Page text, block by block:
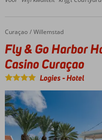
van de
Pontjesbrug
Otrabanda
Groot
buitenzwembad
met jacuzzi en
cabana's
hotelkamers
Ontbijt
ook
mogelijk
Home
Curaçao Willemstad
Fly & Go Harbor Hotel & Casino Curaçao
Fly & Go Harbor
Casino Curaçao
Logies-Hotel